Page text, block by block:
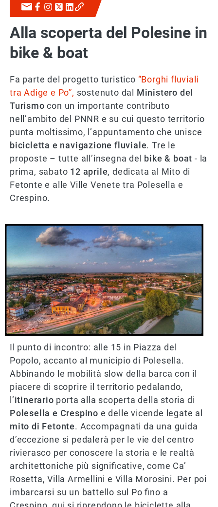
Alla scoperta del Polesine in
bike & boat
Fa parte del progetto turistico “Borghi fluviali
tra Adige e Po”, sostenuto dal Ministero del
Turismo con un importante contributo
nell’ambito del PNNR e su cui questo territorio
punta moltissimo, l’appuntamento che unisce
bicicletta e navigazione fluviale. Tre le
proposte – tutte all’insegna del bike & boat - la
prima, sabato 12 aprile, dedicata al Mito di
Fetonte e alle Ville Venete tra Polesella e
Crespino.
Il punto di incontro: alle 15 in Piazza del
Popolo, accanto al municipio di Polesella.
Abbinando le mobilità slow della barca con il
piacere di scoprire il territorio pedalando,
l’itinerario porta alla scoperta della storia di
Polesella e Crespino e delle vicende legate al
mito di Fetonte. Accompagnati da una guida
d’eccezione si pedalerà per le vie del centro
rivierasco per conoscere la storia e le realtà
architettoniche più signiﬁcative, come Ca’
Rosetta, Villa Armellini e Villa Morosini. Per poi
imbarcarsi su un battello sul Po ﬁno a